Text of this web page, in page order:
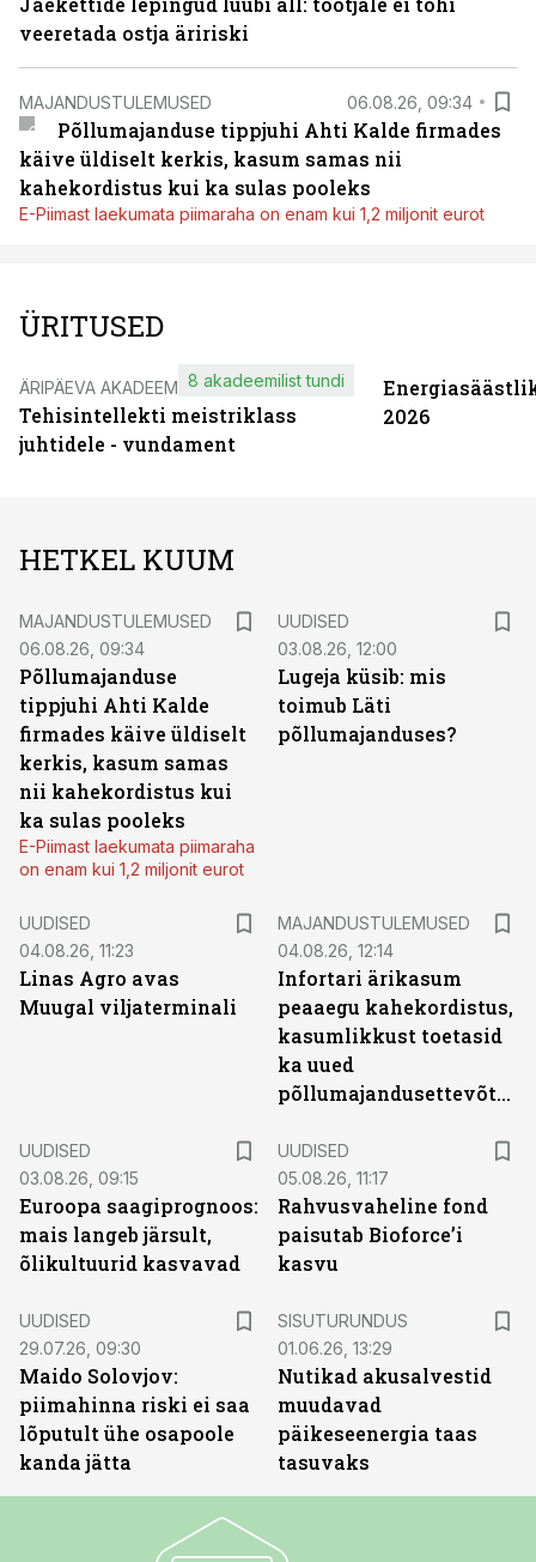
veeretada ostja äririski
MAJANDUSTULEMUSED 06.08.26, 09:34
Põllumajanduse tippjuhi Ahti Kalde firmades
käive üldiselt kerkis, kasum samas nii
kahekordistus kui ka sulas pooleks
E-Piimast laekumata piimaraha on enam kui 1,2 miljonit eurot
ÜRITUSED
ÄRIPÄEVA AKADEEMIA
Tehisintellekti meistriklass
juhtidele - vundament
8 akadeemilist tundi
2026
HETKEL KUUM
MAJANDUSTULEMUSED
06.08.26, 09:34
Põllumajanduse
tippjuhi Ahti Kalde
firmades käive üldiselt
kerkis, kasum samas
nii kahekordistus kui
ka sulas pooleks
E-Piimast laekumata piimaraha
on enam kui 1,2 miljonit eurot
UUDISED
03.08.26, 12:00
Lugeja küsib: mis
toimub Läti
põllumajanduses?
UUDISED
04.08.26, 11:23
Linas Agro avas
Muugal viljaterminali
MAJANDUSTULEMUSED
04.08.26, 12:14
Infortari ärikasum
peaaegu kahekordistus,
kasumlikkust toetasid
ka uued
põllumajandusettevõtted
UUDISED
03.08.26, 09:15
Euroopa saagiprognoos:
mais langeb järsult,
õlikultuurid kasvavad
UUDISED
05.08.26, 11:17
Rahvusvaheline fond
paisutab Bioforce’i
kasvu
UUDISED
29.07.26, 09:30
Maido Solovjov:
piimahinna riski ei saa
lõputult ühe osapoole
kanda jätta
SISUTURUNDUS
01.06.26, 13:29
Nutikad akusalvestid
muudavad
päikeseenergia taas
tasuvaks